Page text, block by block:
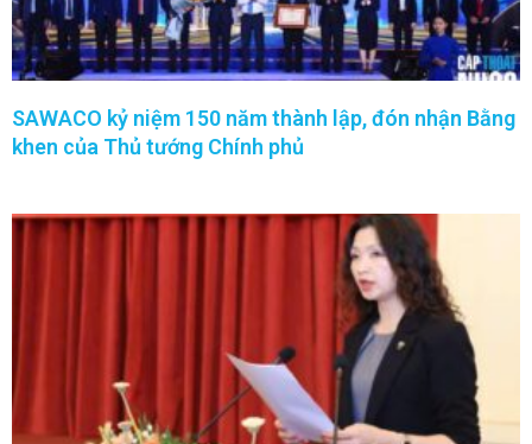
SAWACO kỷ niệm 150 năm thành lập, đón nhận Bằng
khen của Thủ tướng Chính phủ